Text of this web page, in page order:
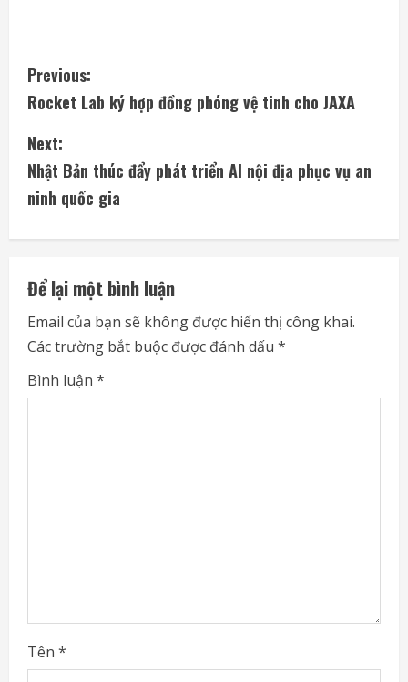
C
o
n
t
i
n
u
e
R
g
Previous:
Rocket Lab ký hợp đồng phóng vệ tinh cho JAXA
Next:
Nhật Bản thúc đẩy phát triển AI nội địa phục vụ an
ninh quốc gia
Để lại một bình luận
Email của bạn sẽ không được hiển thị công khai.
Các trường bắt buộc được đánh dấu *
Bình luận *
Tên *